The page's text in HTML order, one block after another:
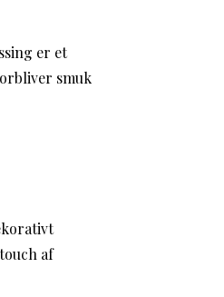
er et
smuk
af